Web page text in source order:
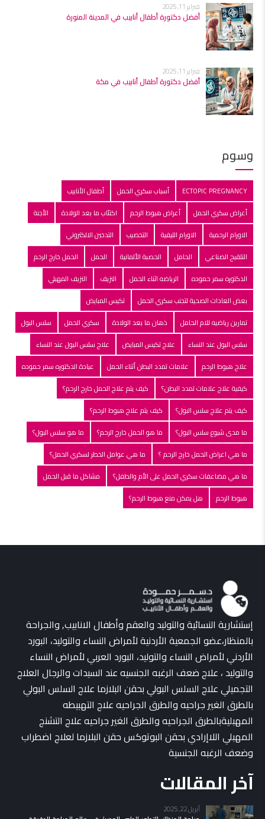
فبراير 11, 2025
أفضل دكتورة أطفال أنابيب في المدينة المنورة
فبراير 11, 2025
أفضل دكتورة أطفال أنابيب في مكة
وسوم
ECTOPIC PREGNANCY أسباب سكري الحمل
أطفال الأنابيب
أعراض سكري الحمل
أعراض هبوط الرحم اكتئاب ما بعد الولادة
الأجنة
الاورام الرحمية
الاورام الليفية التخصيب
التدخين الالكتروني
التلقبح الصناعي
الحامل الحصبة الألمانية الحمل
الحمل خارج الرحم
الدكتوره سمر حموده
الرياضه اثناء الحمل النزيف
النزيف المهبلي
بعض العادات الصحية لتجنب سكري الحمل
تكيس المبايض
تمارين رياضيه للام الحامل
ذهان ما بعد الولادة سكري الحمل
سلس البول
سلس البول عند النساء
علاج تكيس المبايض
علاج سلس البول عند النساء
علاج هبوط الرحم
علامات تمدد البطن أثناء الحمل
عيادة الدكتوره سمر حموده
كيفية علاج علامات تمدد البطن؟
كيف يتم علاج الحمل خارج الرحم؟
كيف يتم علاج سلس البول؟
كيف يتم علاج هبوط الرحم؟
ما مدى شيوع سلس البول؟
ما هو الحمل خارج الرحم؟
ما هو سلس البول؟
ما هي اعراض الحمل خارج الرحم ؟
ما هي عوامل الخطر لسكري الحمل؟
ما هي مضاعفات سكري الحمل على الأم والطفل؟
مشاكل ما قبل الحمل
هبوط الرحم
هل يمكن منع هبوط الرحم؟
إستشارية النسائية والتوليد والعقم وأطفال الانابيب, والجراحة
بالمنظار،عضو الجمعية الأردنية لأمراض النساء والتوليد، البورد
الأردني لأمراض النساء والتوليد، البورد العربي لأمراض النساء
والتوليد ، علاج ضعف الرغبه الجنسيه عند السيدات والرجال العلاج
التجميلي علاج السلس البولي بحقن البلازما علاج السلس البولي
بالطرق الغير جراحيه والطرق الجراحيه علاج التهبيطه
المهبليةبالطرق الجراحيه والطرق الغير جراحيه علاج التشنج
المهبلي اللاإرادي بحقن البوتوكس حقن البلازما لعلاج اضطراب
وضعف الرغبه الجنسية
آخر المقالات
أبريل 22, 2025